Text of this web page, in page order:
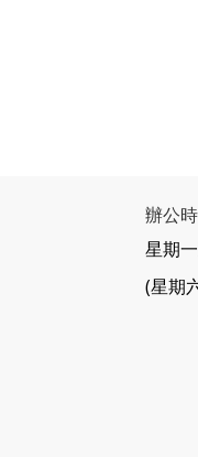
辦公
星期
(星期